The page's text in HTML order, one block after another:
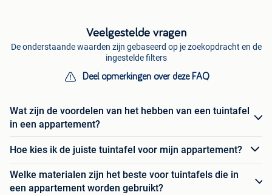
Veelgestelde vragen
De onderstaande waarden zijn gebaseerd op je zoekopdracht en de
ingestelde filters
Deel opmerkingen over deze FAQ
Wat zijn de voordelen van het hebben van een tuintafel
in een appartement?
Hoe kies ik de juiste tuintafel voor mijn appartement?
Welke materialen zijn het beste voor tuintafels die in
een appartement worden gebruikt?